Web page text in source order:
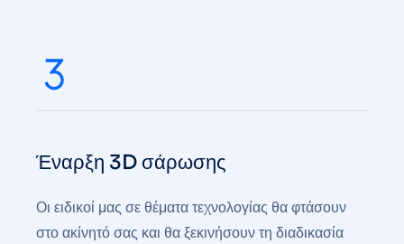
Έναρξη 3D σάρωσης
Οι ειδικοί μας σε θέματα τεχνολογίας θα φτάσουν
στο ακίνητό σας και θα ξεκινήσουν τη διαδικασία